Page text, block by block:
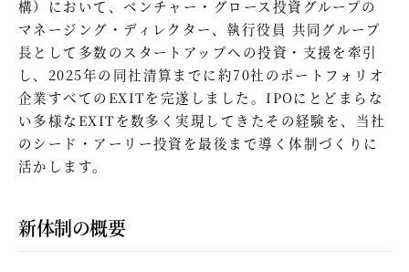
構）において、ベンチャー・グロース投資グループの
マネージング・ディレクター、執行役員 共同グループ
長として多数のスタートアップへの投資・支援を牽引
し、2025年の同社清算までに約70社のポートフォリオ
企業すべてのEXITを完遂しました。IPOにとどまらな
い多様なEXITを数多く実現してきたその経験を、当社
のシード・アーリー投資を最後まで導く体制づくりに
活かします。
新体制の概要